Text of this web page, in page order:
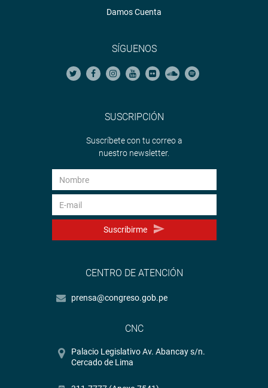
Damos Cuenta
SÍGUENOS
SUSCRIPCIÓN
Suscríbete con tu correo a
nuestro newsletter.
Suscribirme
CENTRO DE ATENCIÓN
prensa@congreso.gob.pe
CNC
Palacio Legislativo Av. Abancay s/n.
Cercado de Lima